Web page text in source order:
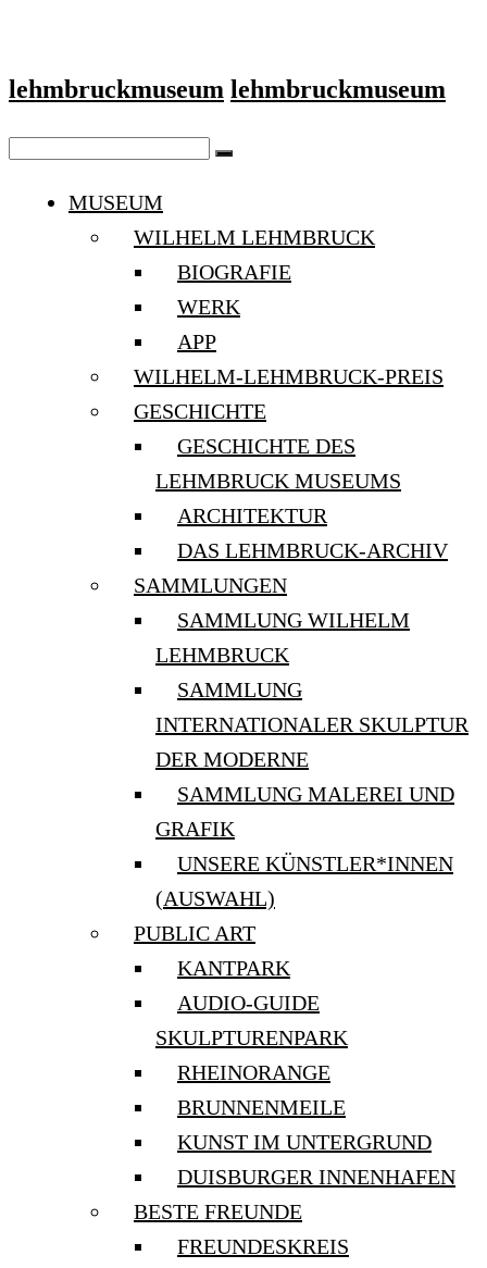
lehmbruckmuseum lehmbruckmuseum
MUSEUM
WILHELM LEHMBRUCK
BIOGRAFIE
WERK
APP
WILHELM-LEHMBRUCK-PREIS
GESCHICHTE
GESCHICHTE DES
LEHMBRUCK MUSEUMS
ARCHITEKTUR
DAS LEHMBRUCK-ARCHIV
SAMMLUNGEN
SAMMLUNG WILHELM
LEHMBRUCK
SAMMLUNG
INTERNATIONALER SKULPTUR
DER MODERNE
SAMMLUNG MALEREI UND
GRAFIK
UNSERE KÜNSTLER*INNEN
(AUSWAHL)
PUBLIC ART
KANTPARK
AUDIO-GUIDE
SKULPTURENPARK
RHEINORANGE
BRUNNENMEILE
KUNST IM UNTERGRUND
DUISBURGER INNENHAFEN
BESTE FREUNDE
FREUNDESKREIS